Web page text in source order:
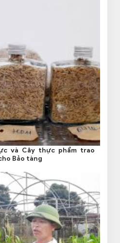
và Cây thực phẩm trao
Bảo tàng